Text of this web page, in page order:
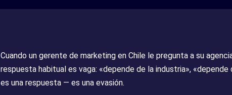
Cuando un gerente de marketing en Chile le pregunta a su
respuesta habitual es vaga: «depende de la industria»,
es una respuesta — es una evasión.